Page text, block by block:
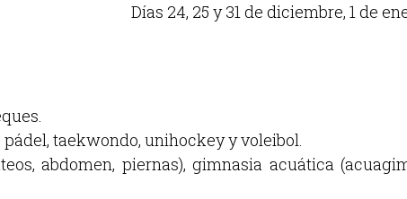
Días 24, 25 y 31 de diciembre, 1 de
taekwondo, unihockey y voleibol.
abdomen, piernas), gimnasia acuática